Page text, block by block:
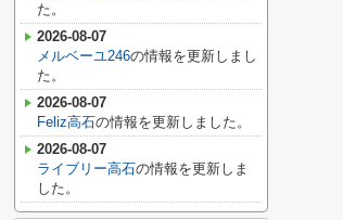
た。
2026-08-07
メルベーユ246の情報を更新しまし
た。
2026-08-07
Feliz高石の情報を更新しました。
2026-08-07
ライブリー高石の情報を更新しま
した。